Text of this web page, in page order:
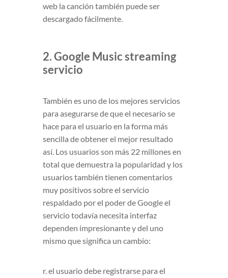
web la canción también puede ser
descargado fácilmente.
2. Google Music streaming
servicio
También es uno de los mejores servicios
para asegurarse de que el necesario se
hace para el usuario en la forma más
sencilla de obtener el mejor resultado
así. Los usuarios son más 22 millones en
total que demuestra la popularidad y los
usuarios también tienen comentarios
muy positivos sobre el servicio
respaldado por el poder de Google el
servicio todavía necesita interfaz
dependen impresionante y del uno
mismo que significa un cambio:
r. el usuario debe registrarse para el